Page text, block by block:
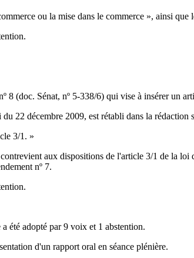
ou la mise dans le commerce », ainsi
8 (doc. Sénat, nº 5-338/6) qui vise à insérer un
22 décembre 2009, est rétabli dans la rédaction
3/1. »
aux dispositions de l'article 3/1 de la
nº 7.
été adopté par 9 voix et 1 abstention.
d'un rapport oral en séance plénière.